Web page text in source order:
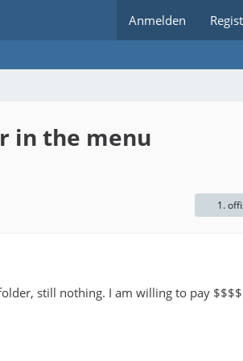
Anmelden
in the menu
1.
still nothing. I am willing to pay